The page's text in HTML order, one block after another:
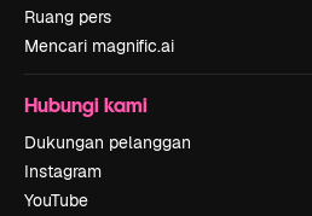
Ruang pers
Mencari magnific.ai
Hubungi kami
Dukungan pelanggan
Instagram
YouTube